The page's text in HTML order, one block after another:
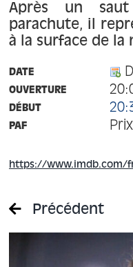
Après un
parachute, il
à la surface de la
DATE
OUVERTURE
DÉBUT
PAF
https://www.imdb.com/
Précédent